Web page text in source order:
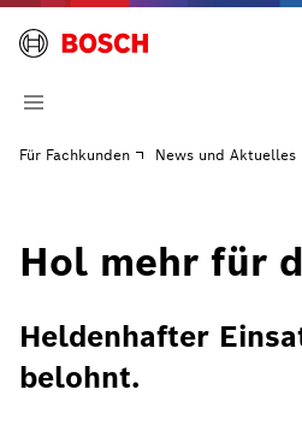
Für Fachkunden News und Aktuelles
Hol mehr für
Heldenhafter
belohnt.